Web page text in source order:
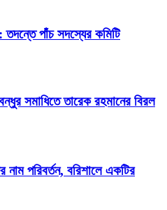
তদন্তে পাঁচ সদস্যের কমিটি
সমাধিতে তারেক রহমানের বিরল
পরিবর্তন, বরিশালে একটির